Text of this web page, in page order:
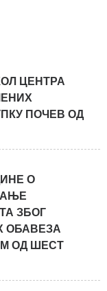
ЦЕНТРА
ПОЧЕВ ОД
О
ЗБОГ
ОБАВЕЗА
ОД ШЕСТ